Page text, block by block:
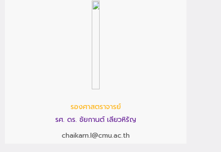
รองศาสตราจารย์
รศ. ดร. ชัยกานต์ เลียวหิรัญ
chaikarn.l@cmu.ac.th